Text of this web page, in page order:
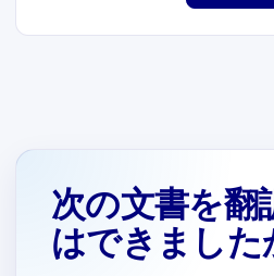
次の文書を翻
はできました